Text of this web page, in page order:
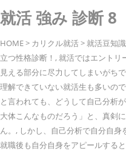
就活 強み 診断 8
HOME > カリクル就活 > 就活豆知
立つ性格診断！, 就活ではエント
見える部分に尽力してしまいがち
理解できていない就活生も多いの
と言われても、どうして自己分析
大体こんなものだろう」と、真剣
ん。, しかし、自己分析で自分自身
就職後も自分自身をアピールする